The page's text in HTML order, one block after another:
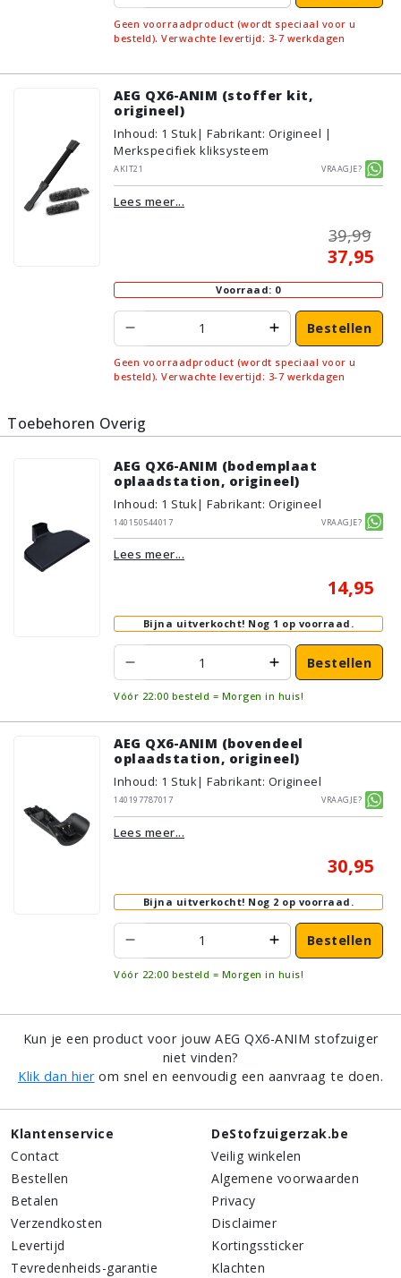
Geen voorraadproduct (wordt speciaal voor u
besteld). Verwachte levertijd: 3-7 werkdagen
AEG QX6-ANIM (stoffer kit,
origineel)
Inhoud: 1 Stuk| Fabrikant: Origineel |
Merkspecifiek kliksysteem
AKIT21
Vraagje?
Lees meer...
39,99
37,95
Voorraad: 0
Bestellen
Geen voorraadproduct (wordt speciaal voor u
besteld). Verwachte levertijd: 3-7 werkdagen
Toebehoren Overig
AEG QX6-ANIM (bodemplaat
oplaadstation, origineel)
Inhoud: 1 Stuk| Fabrikant: Origineel
140150544017
Vraagje?
Lees meer...
14,95
Bijna uitverkocht! Nog 1 op voorraad.
Bestellen
Vóór 22:00 besteld = Morgen in huis!
AEG QX6-ANIM (bovendeel
oplaadstation, origineel)
Inhoud: 1 Stuk| Fabrikant: Origineel
140197787017
Vraagje?
Lees meer...
30,95
Bijna uitverkocht! Nog 2 op voorraad.
Bestellen
Vóór 22:00 besteld = Morgen in huis!
Kun je een product voor jouw AEG QX6-ANIM stofzuiger
niet vinden?
Klik dan hierom snel en eenvoudig een aanvraag te doen.
Klantenservice
Contact
Bestellen
Betalen
Verzendkosten
Levertijd
Tevredenheids-garantie
DeStofzuigerzak.be
Veilig winkelen
Algemene voorwaarden
Privacy
Disclaimer
Kortingssticker
Klachten